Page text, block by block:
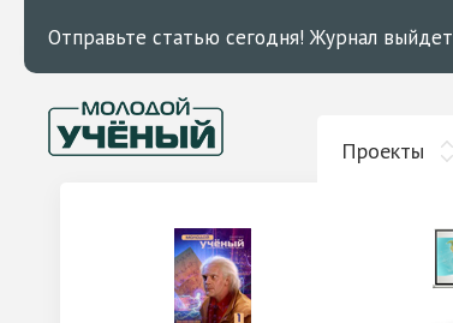
Отправьте статью сегодня! Журнал выйдет
Проекты